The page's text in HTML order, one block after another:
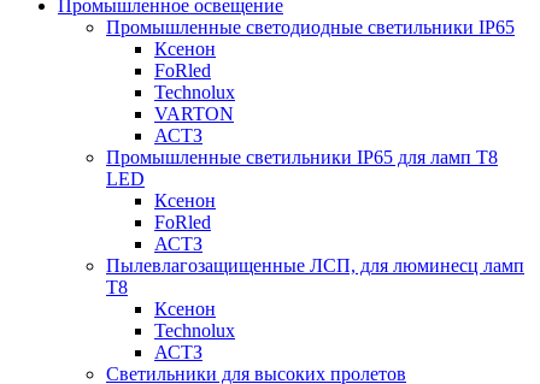
Промышленное освещение
Промышленные светодиодные светильники IP65
Ксенон
FoRled
Technolux
VARTON
АСТЗ
Промышленные светильники IP65 для ламп Т8
LED
Ксенон
FoRled
АСТЗ
Пылевлагозащищенные ЛСП, для люминесц ламп
Т8
Ксенон
Technolux
АСТЗ
Светильники для высоких пролетов